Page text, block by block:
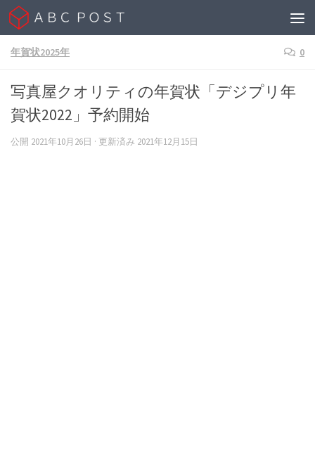
Skip to content
年賀状2025年 0
写真屋クオリティの年賀状「デジプリ年
賀状2022」予約開始
公開 2021年10月26日 · 更新済み 2021年12月15日